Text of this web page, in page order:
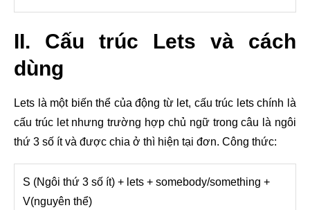
II. Cấu trúc Lets và cách
dùng
Lets là một biến thể của động từ let, cấu trúc lets chính là
cấu trúc let nhưng trường hợp chủ ngữ trong câu là ngôi
thứ 3 số ít và được chia ở thì hiện tại đơn. Công thức:
S (Ngôi thứ 3 số ít) + lets + somebody/something +
V(nguyên thể)